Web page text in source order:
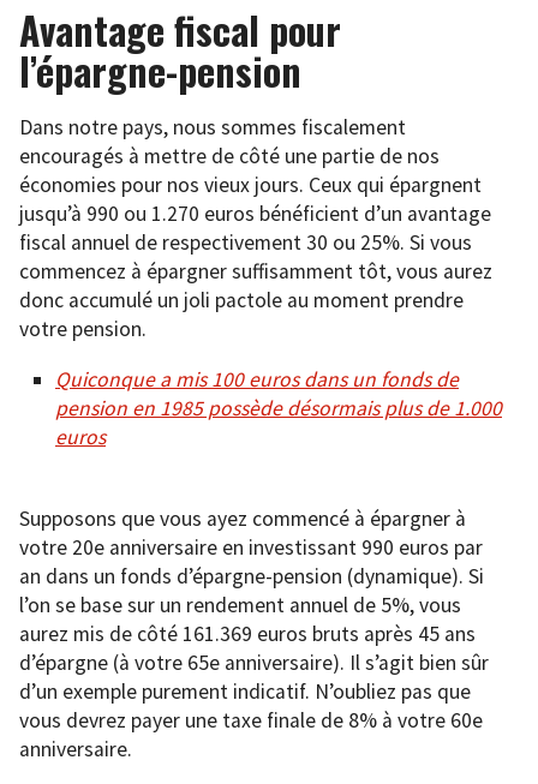
Avantage fiscal pour
l’épargne-pension
Dans notre pays, nous sommes fiscalement
encouragés à mettre de côté une partie de nos
économies pour nos vieux jours. Ceux qui épargnent
jusqu’à 990 ou 1.270 euros bénéficient d’un avantage
fiscal annuel de respectivement 30 ou 25%. Si vous
commencez à épargner suffisamment tôt, vous aurez
donc accumulé un joli pactole au moment prendre
votre pension.
Quiconque a mis 100 euros dans un fonds de
pension en 1985 possède désormais plus de 1.000
euros
Supposons que vous ayez commencé à épargner à
votre 20e anniversaire en investissant 990 euros par
an dans un fonds d’épargne-pension (dynamique). Si
l’on se base sur un rendement annuel de 5%, vous
aurez mis de côté 161.369 euros bruts après 45 ans
d’épargne (à votre 65e anniversaire). Il s’agit bien sûr
d’un exemple purement indicatif. N’oubliez pas que
vous devrez payer une taxe finale de 8% à votre 60e
anniversaire.